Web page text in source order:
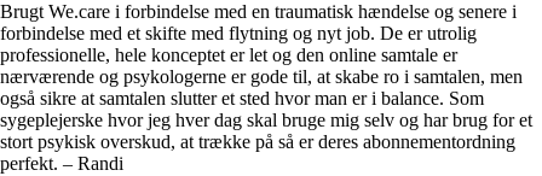
Brugt We.care i forbindelse med en traumatisk hændelse og senere i
forbindelse med et skifte med flytning og nyt job. De er utrolig
professionelle, hele konceptet er let og den online samtale er
nærværende og psykologerne er gode til, at skabe ro i samtalen, men
også sikre at samtalen slutter et sted hvor man er i balance. Som
sygeplejerske hvor jeg hver dag skal bruge mig selv og har brug for et
stort psykisk overskud, at trække på så er deres abonnementordning
perfekt. – Randi